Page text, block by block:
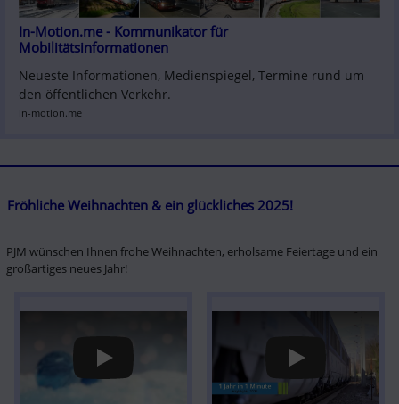
In-Motion.me - Kommunikator für
Mobilitätsinformationen
Neueste Informationen, Medienspiegel, Termine rund um
den öffentlichen Verkehr.
in-motion.me
Fröhliche Weihnachten & ein glückliches 2025!
PJM wünschen Ihnen frohe Weihnachten, erholsame Feiertage und ein
großartiges neues Jahr!
Play Play